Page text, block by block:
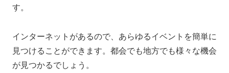
す。
インターネットがあるので、あらゆるイベントを簡単に
見つけることができます。都会でも地方でも様々な機会
が見つかるでしょう。